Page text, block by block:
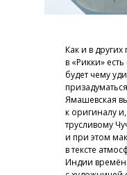
Как и в
в «Рикки»
будет чему
Ямашевская
к оригиналу
трусливому
и при этом
в тексте
Индии времён